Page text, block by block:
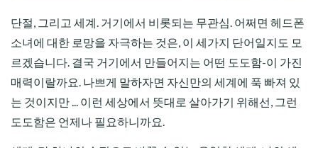
단절, 그리고 세계. 거기에서 비롯되는 무관심. 어쩌면 헤드폰
소녀에 대한 로망을 자극하는 것은, 이 세가지 단어일지도 모
르겠습니다. 결국 거기에서 만들어지는 어떤 도도함-이 가진
매력이랄까요. 나쁘게 말하자면 자신만의 세계에 푹 빠져 있
는 것이지만 ... 이런 세상에서 뜻대로 살아가기 위해선, 그런
도도함은 언제나 필요하니까요.